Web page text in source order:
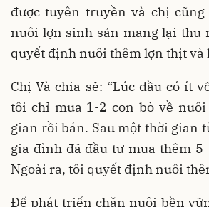
được tuyên truyền và chị
nuôi lợn sinh sản mang lại thu
quyết định nuôi thêm lợn thịt và
Chị Và chia sẻ: “Lúc đầu có ít
tôi chỉ mua 1-2 con bò về
gian rồi bán. Sau một thời gian
gia đình đã đầu tư mua thêm
Ngoài ra, tôi quyết định nuôi
Để phát triển chăn nuôi bền